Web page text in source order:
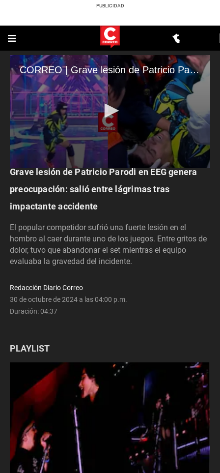
CORREO | Grave lesión de Patricio Parodi en EEG genera preocupación: salió entre lágrimas tras impactante accidente
0
of
4
minutes,
37
ESPECTÁCULOS
Grave lesión de Patricio Parodi en EEG genera
preocupación: salió entre lágrimas tras
impactante accidente
El popular competidor sufrió una fuerte lesión en el
hombro al caer durante uno de los juegos. Entre gritos de
dolor, tuvo que abandonar el set mientras el equipo
evaluaba la gravedad del incidente.
Redacción Diario Correo
30 de octubre de 2024 a las 04:00 p.m.
Duración:04:37
PLAYLIST